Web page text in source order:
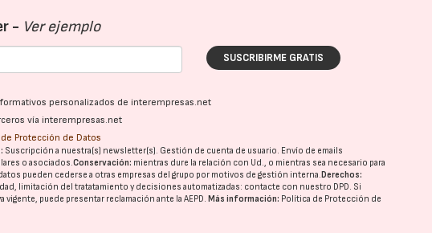
- Ver ejemplo
SUSCRIBIRME GRATIS
personalizados de interempresas.net
vía interempresas.net
Protección de Datos
Suscripción a nuestra(s) newsletter(s). Gestión de cuenta de usuario. Envío de emails
o asociados.Conservación: mientras dure la relación con Ud., o mientras sea necesario para
pueden cederse a otras empresas del grupo por motivos de gestión interna. Derechos:
limitación del tratatamiento y decisiones automatizadas: contacte con nuestro DPD. Si
vigente, puede presentar reclamación ante laAEPD. Más información: Política de Protección de